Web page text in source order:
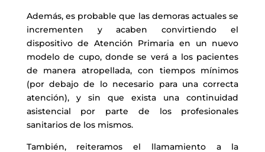
Además, es probable que las demoras actuales se
incrementen y acaben convirtiendo el
dispositivo de Atención Primaria en un nuevo
modelo de cupo, donde se verá a los pacientes
de manera atropellada, con tiempos mínimos
(por debajo de lo necesario para una correcta
atención), y sin que exista una continuidad
asistencial por parte de los profesionales
sanitarios de los mismos.
También, reiteramos el llamamiento a la